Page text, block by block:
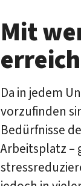
Mit
Da in jedem
vorzufinden
Bedürfnisse
Arbeitsplatz –